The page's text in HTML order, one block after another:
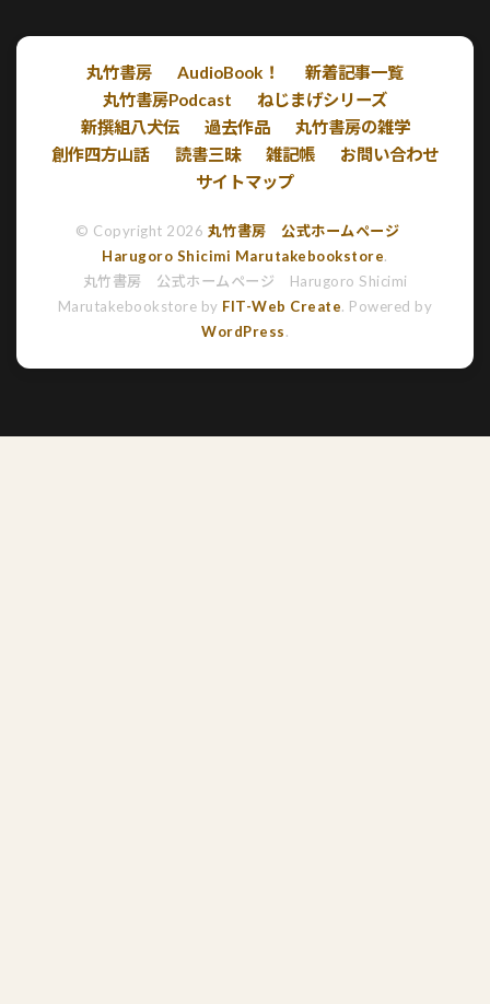
丸竹書房 AudioBook！
新着記事一覧
丸竹書房Podcast
ねじまげシリーズ
新撰組八犬伝
過去作品
丸竹書房の雑学
創作四方山話
読書三昧 雑記帳
お問い合わせ
サイトマップ
© Copyright 2026 丸竹書房 公式ホームページ
Harugoro Shicimi Marutakebookstore.
丸竹書房 公式ホームページ Harugoro Shicimi
Marutakebookstore by FIT-Web Create. Powered by
WordPress.